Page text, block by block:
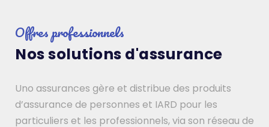
Offres professionnels
Nos solutions d'assurance
Uno assurances gère et distribue des produits
d’assurance de personnes et IARD pour les
particuliers et les professionnels, via son réseau de